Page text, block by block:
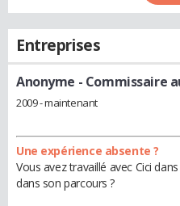
Entreprises
Anonyme - Commissaire
2009 - maintenant
Une expérience absente ?
Vous avez travaillé avec Cici
dans son parcours ?